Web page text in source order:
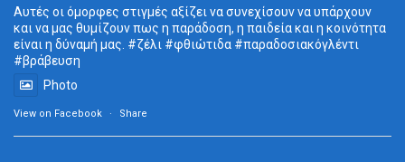
Αυτές οι όμορφες στιγμές αξίζει να συνεχίσουν να υπάρχουν
και να μας θυμίζουν πως η παράδοση, η παιδεία και η κοινότητα
είναι η δύναμή μας. #ζέλι #φθιώτιδα #παραδοσιακόγλέντι
#βράβευση
Photo
View on Facebook · Share